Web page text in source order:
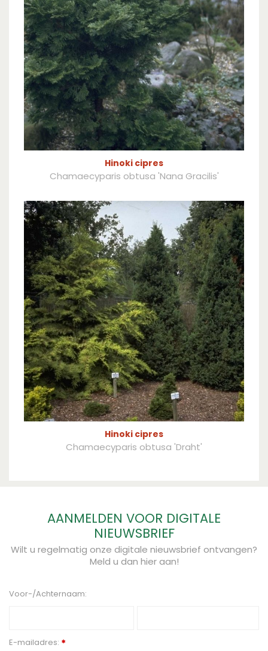
Hinoki cipres
Chamaecyparis obtusa 'Nana Gracilis'
Hinoki cipres
Chamaecyparis obtusa 'Draht'
AANMELDEN VOOR DIGITALE
NIEUWSBRIEF
Wilt u regelmatig onze digitale nieuwsbrief ontvangen?
Meld u dan hier aan!
Voor-/Achternaam:
E-mailadres: *